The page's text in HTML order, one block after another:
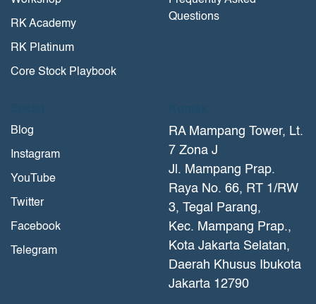
RK Academy
RK Platinum
Core Stock Playbook
Questions
Blog
Instagram
YouTube
Twitter
Facebook
Telegram
RA Mampang Tower, Lt.
7 Zona J
Jl. Mampang Prap.
Raya No. 66, RT 1/RW
3, Tegal Parang,
Kec. Mampang Prap.,
Kota Jakarta Selatan,
Daerah Khusus Ibukota
Jakarta 12790